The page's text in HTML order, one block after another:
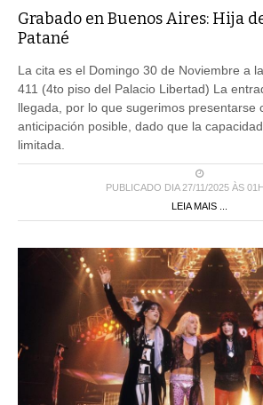
Grabado en Buenos Aires: Hija
Patané
La cita es el Domingo 30 de Noviembre a
411 (4to piso del Palacio Libertad) La
llegada, por lo que sugerimos presentarse
anticipación posible, dado que la
limitada.
PUBLICADO DIA 27/11/2025 ÀS
LEIA MAIS ...